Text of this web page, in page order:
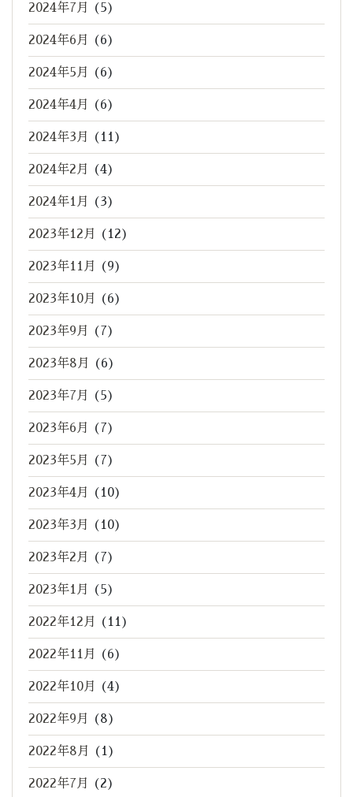
2024年7月 (5)
2024年6月 (6)
2024年5月 (6)
2024年4月 (6)
2024年3月 (11)
2024年2月 (4)
2024年1月 (3)
2023年12月 (12)
2023年11月 (9)
2023年10月 (6)
2023年9月 (7)
2023年8月 (6)
2023年7月 (5)
2023年6月 (7)
2023年5月 (7)
2023年4月 (10)
2023年3月 (10)
2023年2月 (7)
2023年1月 (5)
2022年12月 (11)
2022年11月 (6)
2022年10月 (4)
2022年9月 (8)
2022年8月 (1)
2022年7月 (2)